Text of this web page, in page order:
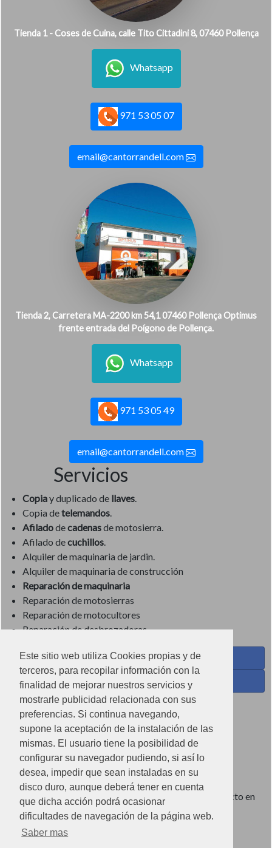
Este sitio web utiliza Cookies propias y de
terceros, para recopilar información con la
finalidad de mejorar nuestros servicios y
mostrarle publicidad relacionada con sus
preferencias. Si continua navegando,
supone la aceptación de la instalación de las
mismas. El usuario tiene la posibilidad de
configurar su navegador pudiendo, si así lo
desea, impedir que sean instaladas en su
disco duro, aunque deberá tener en cuenta
que dicha acción podrá ocasionar
dificultades de navegación de la página web.
Saber mas
Tienda 1 - Coses de Cuina, calle Tito Cittadini 8, 07460 Pollença
Whatsapp
971 53 05 07
email@cantorrandell.com
Tienda 2, Carretera MA-2200 km 54,1 07460 Pollença Optimus
frente entrada del Poígono de Pollença.
Whatsapp
971 53 05 49
email@cantorrandell.com
Servicios
Copiay duplicado de llaves.
Copia detelemandos.
Afiladodecadenasde motosierra.
Afilado decuchillos.
Alquiler de maquinaria de jardin.
Alquiler de maquinaria de construcción
Reparación de maquinaria
Reparación de motosierras
Reparación de motocultores
Reparación de desbrozadoras
Coses de Cuina - Menaje y hogar en Facebook
Ferreteria Torrandell en Facebook
Coses de Cuina en Instagram
Condiciones de uso
Poítica de redes sociales
Política de cookies
Imágenes no contractuales, pueden diferir de producto en
tienda.